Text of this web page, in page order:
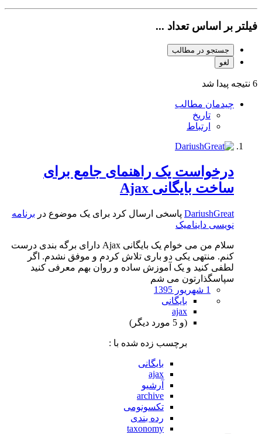
فیلتر بر اساس تعداد ...
جستجو در مطالب
لغو
6 نتیجه پیدا شد
چیدمان مطالب
تاریخ
ارتباط
درخواست یک راهنمای جامع برای
ساخت بایگانی Ajax
DariushGreat پاسخی ارسال کرد برای یک موضوع در برنامه
نویسی داینامیک
سلام من می خوام یک بایگانی Ajax دارای برگه بندی درست
کنم. منتهی یکی دو باری تلاش کردم و موفق نشدم. اگر
لطفی کنید و یک آموزش ساده و روان بهم معرفی کنید
سپاسگذارتون می شم
1 شهریور 1395
بایگانی
ajax
(و 5 مورد دیگر)
برچسب زده شده با :
بایگانی
ajax
آرشیو
archive
تکسونومی
رده بندی
taxonomy